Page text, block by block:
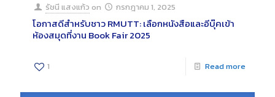
รัชนี แสงแก้ว on กรกฎาคม 1, 2025
โอกาสดีสำหรับชาว RMUTT: เลือกหนังสือและอีบุ๊คเข้า
ห้องสมุดที่งาน Book Fair 2025
1 Read more